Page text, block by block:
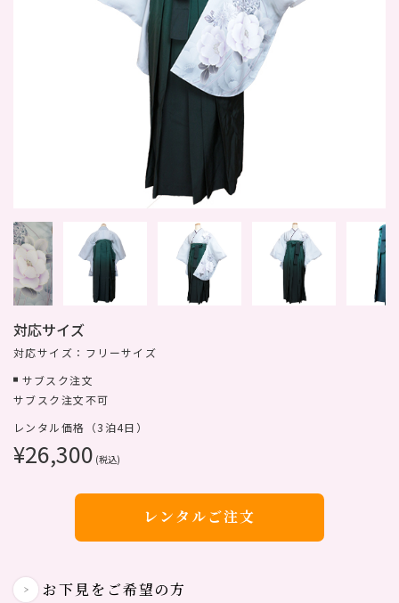
対応サイズ
対応サイズ：フリーサイズ
サブスク注文
サブスク注文不可
レンタル価格（3泊4日）
¥26,300 (税込)
レンタルご注文
お下見をご希望の方